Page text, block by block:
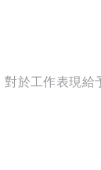
於工作表現給